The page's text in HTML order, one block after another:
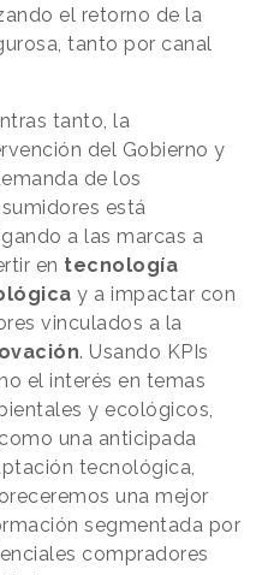
el retorno de la
tanto por canal
tanto, la
del Gobierno y
de los
está
a las marcas a
en tecnología
y a impactar con
vinculados a la
. Usando KPIs
el interés en temas
y ecológicos,
una anticipada
tecnológica,
una mejor
segmentada por
compradores